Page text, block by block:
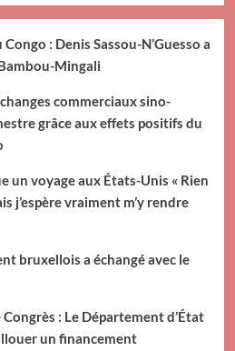
: Denis Sassou-N’Guesso a
Mingali
commerciaux sino-
grâce aux effets positifs du
un voyage aux États-Unis « Rien
j’espère vraiment m’y rendre
bruxellois a échangé avec le
: Le Département d’État
un financement